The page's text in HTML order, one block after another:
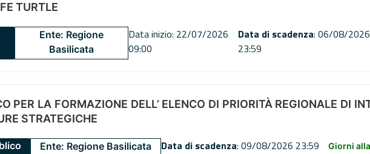
TURTLE
Ente: Regione
Basilicata
Data inizio: 22/07/2026
09:00
Data di scadenza: 06/08/2026
23:59
PER LA FORMAZIONE DELL’ ELENCO DI PRIORITÀ REGIONALE DI
STRATEGICHE
Ente: Regione Basilicata Data di scadenza: 09/08/2026 23:59 Giorni